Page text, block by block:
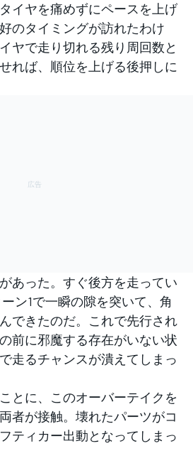
イヤを痛めずにペースを上げ
のタイミングが訪れたわけ
ヤで走り切れる残り周回数と
れば、順位を上げる後押しに
あった。すぐ後方を走ってい
ン1で一瞬の隙を突いて、角
できたのだ。これで先行され
前に邪魔する存在がいない状
走るチャンスが潰えてしまっ
とに、このオーバーテイクを
者が接触。壊れたパーツがコ
ティカー出動となってしまっ